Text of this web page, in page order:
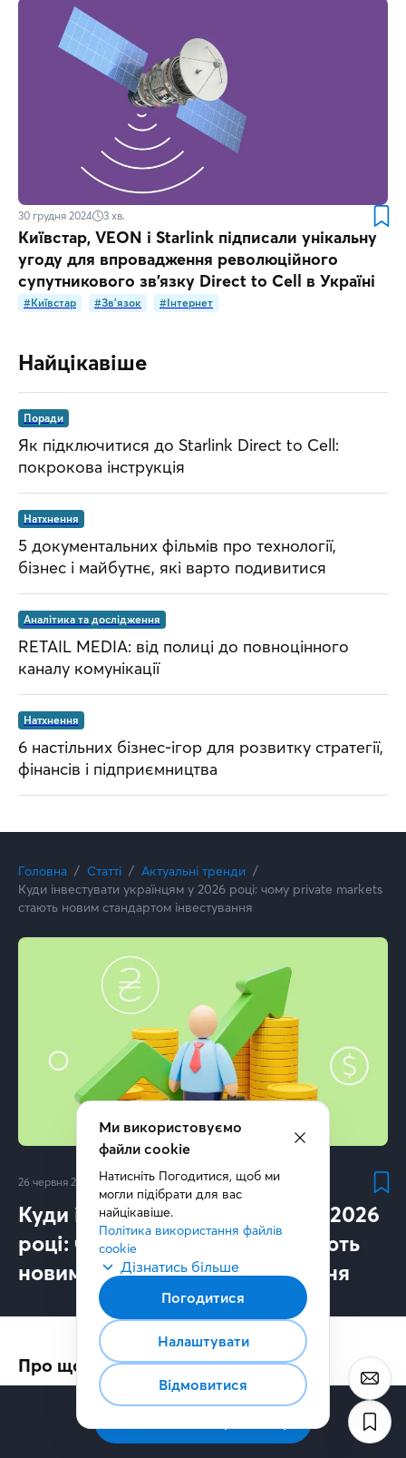
30 грудня 2024 3 хв.
Київстар, VEON і Starlink підписали унікальну
угоду для впровадження революційного
супутникового зв’язку Direct to Cell в Україні
#Київстар #Зв'язок #Інтернет
Найцікавіше
Поради
Як підключитися до Starlink Direct to Cell:
покрокова інструкція
Натхнення
5 документальних фільмів про технології,
бізнес і майбутнє, які варто подивитися
Аналітика та дослідження
RETAIL MEDIA: від полиці до повноцінного
каналу комунікації
Натхнення
6 настільних бізнес-ігор для розвитку стратегії,
фінансів і підприємництва
Головна Статті
Актуальні тренди
Куди інвестувати українцям у 2026 році: чому private markets
стають новим стандартом інвестування
26 червня 2026 5 хв.
Куди інвестувати українцям у 2026
році: чому private markets стають
новим стандартом інвестування
Про що:
Світ інвестицій суттєво змінився.
Ще 10–15 років тому типовий портфель
Ми використовуємо
файли cookie
Натисніть Погодитися, щоб ми
могли підібрати для вас
найцікавіше.
Політика використання файлів
cookie
Дізнатись більше
Погодитися
Налаштувати
Відмовитися